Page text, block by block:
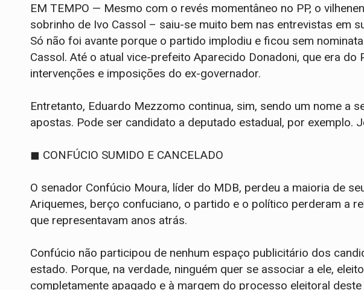
EM TEMPO — Mesmo com o revés momentâneo no PP, o
sobrinho de Ivo Cassol – saiu-se muito bem nas entrevistas em
Só não foi avante porque o partido implodiu e ficou sem
Cassol. Até o atual vice-prefeito Aparecido Donadoni, que era do
intervenções e imposições do ex-governador.
Entretanto, Eduardo Mezzomo continua, sim, sendo um nome a
apostas. Pode ser candidato a deputado estadual, por exemplo.
◼ CONFÚCIO SUMIDO E CANCELADO
O senador Confúcio Moura, líder do MDB, perdeu a maioria de
Ariquemes, berço confuciano, o partido e o político perderam a
que representavam anos atrás.
Confúcio não participou de nenhum espaço publicitário dos
estado. Porque, na verdade, ninguém quer se associar a ele,
completamente apagado e à margem do processo eleitoral deste